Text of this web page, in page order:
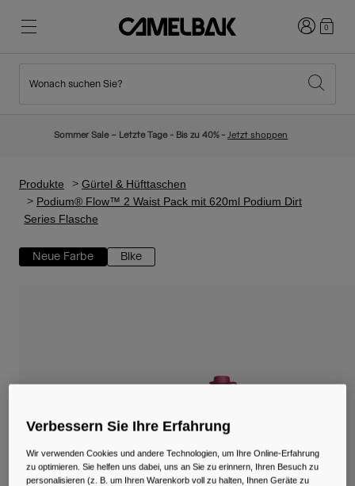
Neuigkeiten
Trinkrucksäcke
Trinkwesten
Gürtel & Hüfttaschen
Fahrradtaschen
Wandern
Weg mit Wegwerfartikel
Anmelden
0
Wonach suchen Sie?
Sommer Sale – Letzte Tage - Bis zu 40% -Jetzt shoppen
Produkte
Gürtel & Hüfttaschen
Podium® Flow™ 2 Waist Pack mit 620ml Podium Dirt
Series Flasche
Neue Farbe Bike
Verbessern Sie Ihre Erfahrung
Wir verwenden Cookies und andere Technologien, um Ihre Online-Erfahrung
zu optimieren. Sie helfen uns dabei, uns an Sie zu erinnern, Ihren Besuch zu
personalisieren (z. B. um Ihren Warenkorb voll zu halten, Ihnen Geräte zu